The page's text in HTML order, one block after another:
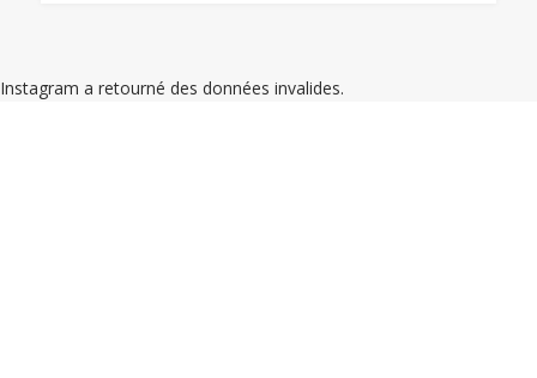
Instagram a retourné des données invalides.